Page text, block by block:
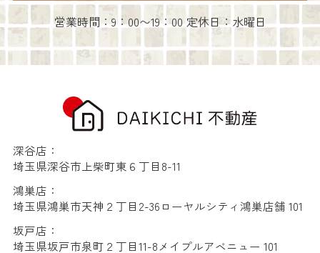
営業時間：9：00〜19：00 定休日：水曜日
深谷店：
埼玉県深谷市上柴町東６丁目8-11
鴻巣店：
埼玉県鴻巣市天神２丁目2-36ローヤルシティ鴻巣店舗 101
坂戸店：
埼玉県坂戸市泉町２丁目11-8メイプルアベニュー 101